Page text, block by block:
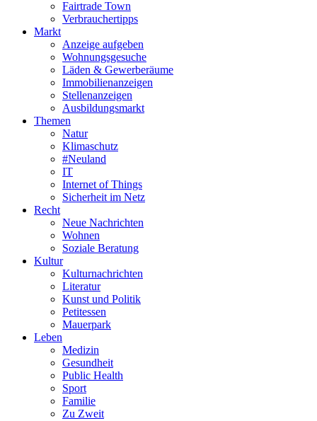
Fairtrade Town
Verbrauchertipps
Markt
Anzeige aufgeben
Wohnungsgesuche
Läden & Gewerberäume
Immobilienanzeigen
Stellenanzeigen
Ausbildungsmarkt
Themen
Natur
Klimaschutz
#Neuland
IT
Internet of Things
Sicherheit im Netz
Recht
Neue Nachrichten
Wohnen
Soziale Beratung
Kultur
Kulturnachrichten
Literatur
Kunst und Politik
Petitessen
Mauerpark
Leben
Medizin
Gesundheit
Public Health
Sport
Familie
Zu Zweit